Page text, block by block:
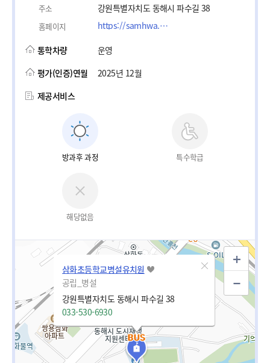
주소 강원특별자치도 동해시 파수길 38
홈페이지 https://samhwa.gwe.es.kr/
통학차량
운영
평가(인증)연월
2025년 12월
제공서비스
방과후 과정 특수학급
해당없음
삼화초등학교병설유치원
공립_병설
강원특별자치도 동해시 파수길 38
033-530-6930